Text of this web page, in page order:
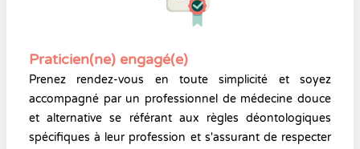
Praticien(ne) engagé(e)
Prenez rendez-vous en toute simplicité et soyez
accompagné par un professionnel de médecine douce
et alternative se référant aux règles déontologiques
spécifiques à leur profession et s'assurant de respecter